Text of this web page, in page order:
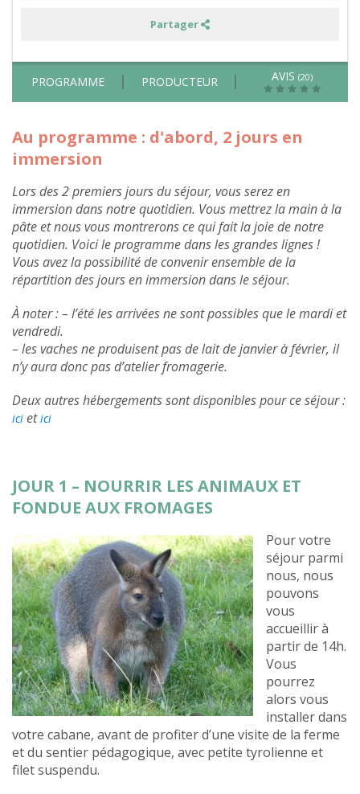
PROGRAMME PRODUCTEUR AVIS (20)
Au programme : d'abord, 2 jours en
immersion
Lors des 2 premiers jours du séjour, vous serez en
immersion dans notre quotidien. Vous mettrez la main à la
pâte et nous vous montrerons ce qui fait la joie de notre
quotidien. Voici le programme dans les grandes lignes !
Vous avez la possibilité de convenir ensemble de la
répartition des jours en immersion dans le séjour.
À noter : – l’été les arrivées ne sont possibles que le mardi et
vendredi.
– les vaches ne produisent pas de lait de janvier à février, il
n’y aura donc pas d’atelier fromagerie.
Deux autres hébergements sont disponibles pour ce séjour :
ici etici
JOUR 1 – NOURRIR LES ANIMAUX ET
FONDUE AUX FROMAGES
Pour votre
séjour parmi
nous, nous
pouvons
vous
accueillir à
partir de 14h.
Vous
pourrez
alors vous
installer dans
votre cabane, avant de profiter d’une visite de la ferme
et du sentier pédagogique, avec petite tyrolienne et
filet suspendu.
Partager